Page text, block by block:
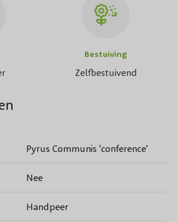
Bestuiving
Zelfbestuivend
Pyrus Communis 'conference'
Nee
Handpeer